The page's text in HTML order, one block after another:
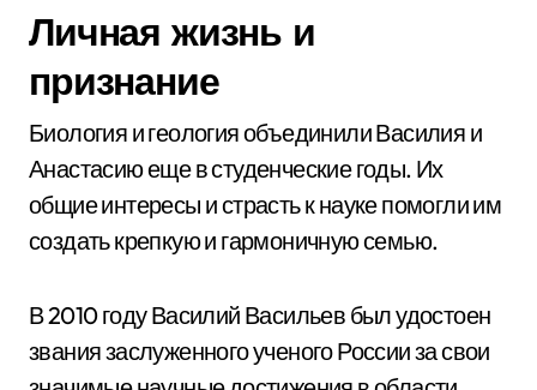
Личная жизнь и
признание
Биология и геология объединили Василия и
Анастасию еще в студенческие годы. Их
общие интересы и страсть к науке помогли им
создать крепкую и гармоничную семью.
В 2010 году Василий Васильев был удостоен
звания заслуженного ученого России за свои